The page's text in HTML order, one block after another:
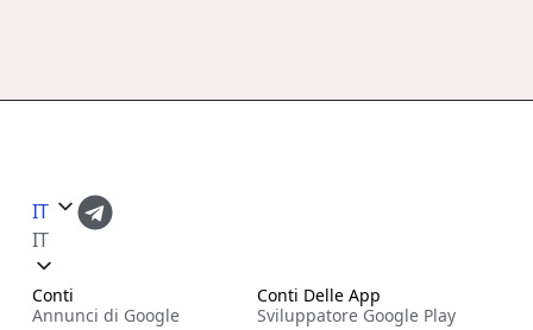
IT
IT
Conti
Annunci di Google
Conti Delle App
Sviluppatore Google Play